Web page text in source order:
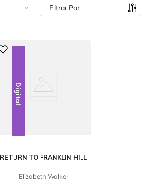
Filtrar
Digital
RETURN TO FRANKLIN HILL
Elizabeth Walker